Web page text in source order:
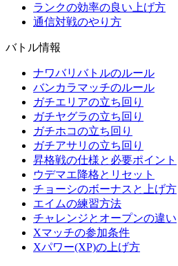
ランクの効率の良い上げ方
通信対戦のやり方
バトル情報
ナワバリバトルのルール
バンカラマッチのルール
ガチエリアの立ち回り
ガチヤグラの立ち回り
ガチホコの立ち回り
ガチアサリの立ち回り
昇格戦の仕様と必要ポイント
ウデマエ降格とリセット
チョーシのボーナスと上げ方
エイムの練習方法
チャレンジとオープンの違い
Xマッチの参加条件
Xパワー(XP)の上げ方